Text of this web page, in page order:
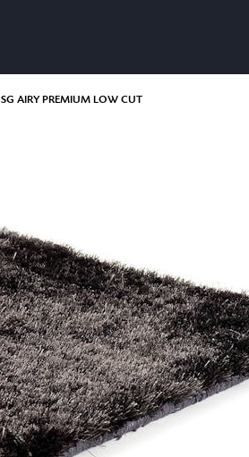
SG AIRY PREMIUM LOW CUT